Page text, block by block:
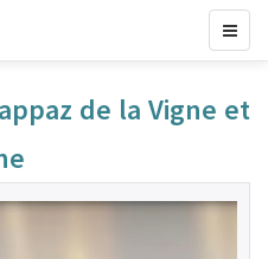
de la Vigne et